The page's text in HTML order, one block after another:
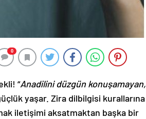
0
“Anadilini düzgün konuşamayan,
yaşar. Zira dilbilgisi kurallarına
iletişimi aksatmaktan başka bir